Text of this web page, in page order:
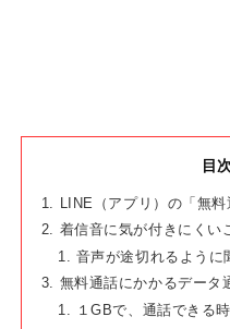
目次
LINE（アプリ）の「無
着信音に気が付きにくい
音声が途切れるように
無料通話にかかるデータ
１GBで、通話できる